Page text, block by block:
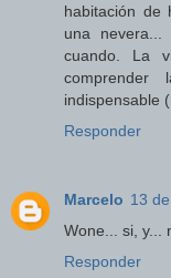
habitación de
una
cuando. La
indispensable
Responder
Marcelo 13
Wone... si, y...
Responder